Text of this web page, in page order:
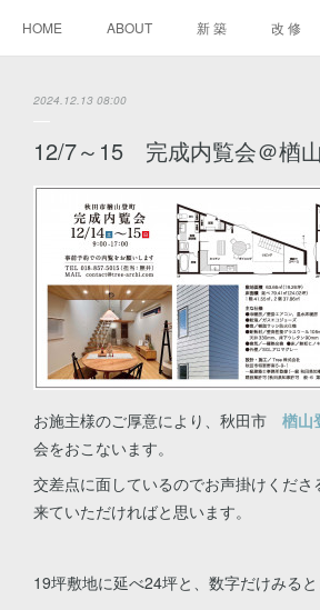
HOME ABOUT 新 築 改 修
2024.12.13 08:00
12/7～15 完成内覧会＠楢
お施主様のご厚意により、秋田市 楢山
会をおこないます。
交差点に面しているのでお声掛けくださ
来ていただければと思います。
19坪敷地に延べ24坪と、数字だけみると